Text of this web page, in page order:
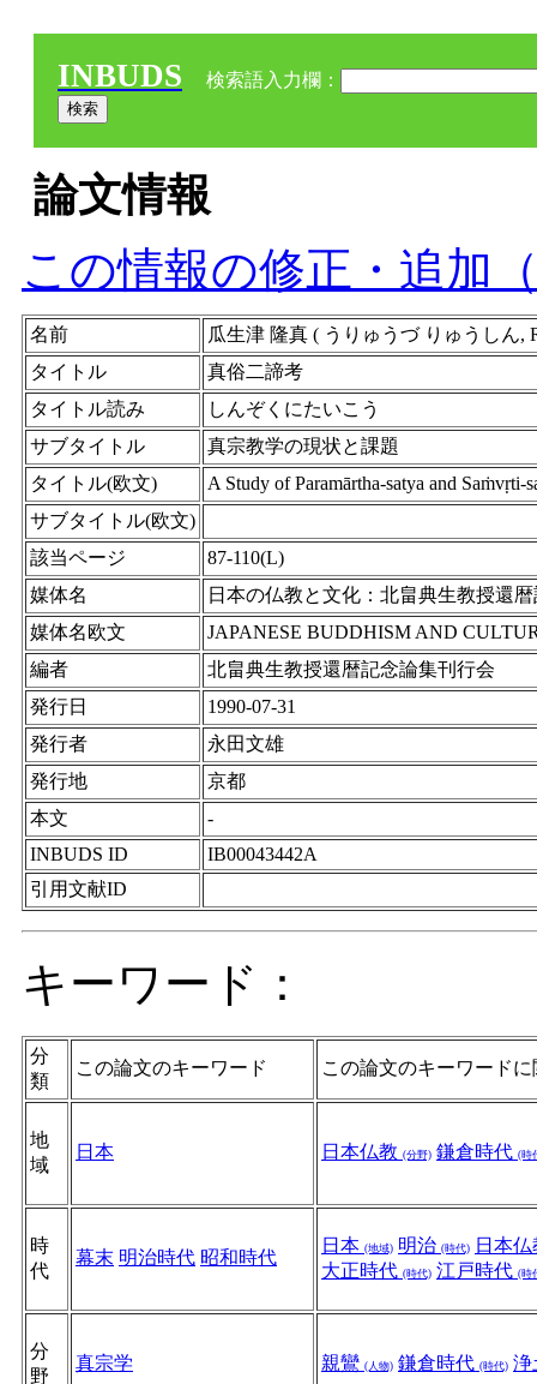
INBUDS 検索語入力欄：
論文情報
この情報の修正・追加
名前
瓜生津 隆真 ( うりゅうづ りゅうしん,
タイトル
真俗二諦考
タイトル読み
しんぞくにたいこう
サブタイトル
真宗教学の現状と課題
タイトル(欧文)
A Study of Paramārtha-satya and Saṁvṛti-
サブタイトル(欧文)
該当ページ
87-110(L)
媒体名
日本の仏教と文化：北畠典生教授還
媒体名欧文
JAPANESE BUDDHISM AND
編者
北畠典生教授還暦記念論集刊行会
発行日
1990-07-31
発行者
永田文雄
発行地
京都
本文
-
INBUDS ID
IB00043442A
引用文献ID
キーワード：
分
類
この論文のキーワード この論文のキーワード
地
域
日本 日本仏教 (分野) 鎌倉時代 (時
時
代
幕末 明治時代 昭和時代
日本 (地域) 明治 (時代)
日本
大正時代 (時代) 江戸時代 (時
分
野
真宗学 親鸞 (人物) 鎌倉時代 (時代) 浄